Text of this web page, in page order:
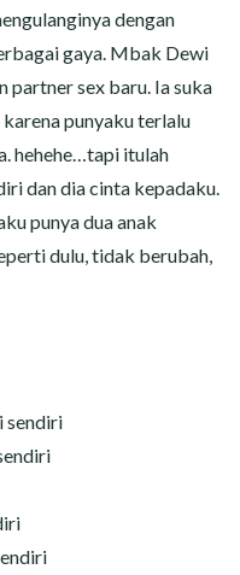
dengan
gaya. Mbak Dewi
partner sex baru. Ia suka
punyaku terlalu
hehehe…tapi itulah
dan dia cinta kepadaku.
punya dua anak
dulu, tidak berubah,
sendiri